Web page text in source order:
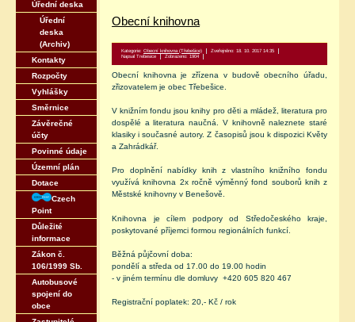
Úřední deska
Úřední
deska
(Archiv)
Kontakty
Rozpočty
Vyhlášky
Směrnice
Závěrečné
účty
Povinné údaje
Územní plán
Dotace
Czech
Point
Důležité
informace
Zákon č.
106/1999 Sb.
Autobusové
spojení do
obce
Obecní knihovna
Kategorie:Obecní knihovna (Třebešice)
Zveřejněno: 18. 10. 2017 14:35
Napsal Trebesice
Zobrazeno: 1904
Obecní knihovna je zřízena v budově obecního úřadu,
zřizovatelem je obec Třebešice.
V knižním fondu jsou knihy pro děti a mládež, literatura pro
dospělé a literatura naučná. V knihovně naleznete staré
klasiky i současné autory. Z časopisů jsou k dispozici Květy
a Zahrádkář.
Pro doplnění nabídky knih z vlastního knižního fondu
využívá knihovna 2x ročně výměnný fond souborů knih z
Městské knihovny v Benešově.
Knihovna je cílem podpory od Středočeského kraje,
poskytované příjemci formou regionálních funkcí.
Běžná půjčovní doba:
pondělí a středa od 17.00 do 19.00 hodin
- v jiném termínu dle domluvy +420 605 820 467
Registrační poplatek: 20,- Kč / rok